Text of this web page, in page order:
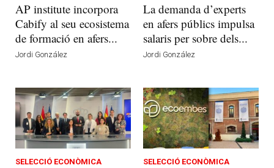
AP institute incorpora
Cabify al seu ecosistema
de formació en afers...
Jordi González
La demanda d’experts
en afers públics impulsa
salaris per sobre dels...
Jordi González
SELECCIÓ ECONÒMICA SELECCIÓ ECONÒMICA